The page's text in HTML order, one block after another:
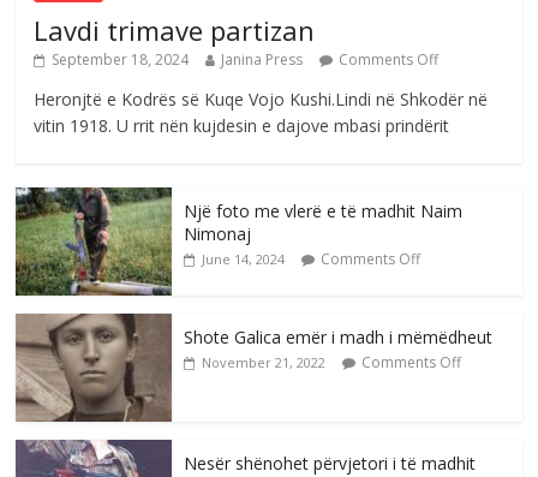
Lavdi trimave partizan
September 18, 2024 Janina Press Comments Off
Heronjtë e Kodrës së Kuqe Vojo Kushi.Lindi në Shkodër në
vitin 1918. U rrit nën kujdesin e dajove mbasi prindërit
Një foto me vlerë e të madhit Naim
Nimonaj
June 14, 2024 Comments Off
Shote Galica emër i madh i mëmëdheut
November 21, 2022 Comments Off
Nesër shënohet përvjetori i të madhit